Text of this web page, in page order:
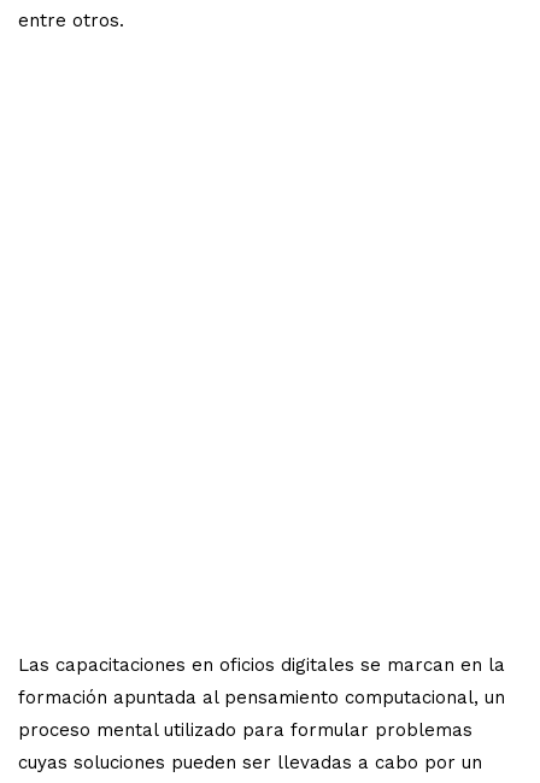
entre otros.
Las capacitaciones en oficios digitales se marcan en la
formación apuntada al pensamiento computacional, un
proceso mental utilizado para formular problemas
cuyas soluciones pueden ser llevadas a cabo por un